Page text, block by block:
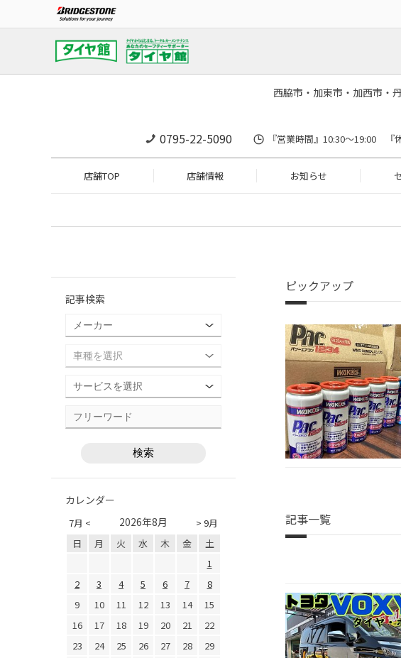
西脇市・加東市・加西市・
0795-22-5090 『営業時間』10:30～19:00 『
店舗TOP 店舗情報 お知らせ
ピックアップ
記事一覧
記事検索
カレンダー
7月 < > 9月
2026年8月
日 月 火 水 木 金
土
1
2
3 4 5 6 7
8
9
10 11 12 13 14
15
16
17 18 19 20 21
22
23
24 25 26 27 28
29